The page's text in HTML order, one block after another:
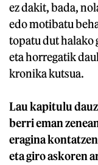
ez dakit, bada,
edo motibatu
topatu dut halako
eta horregatik
kronika kutsua.
Lau kapitulu
berri eman
eragina
eta giro askoren